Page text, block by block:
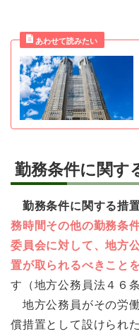
勤務条件に関す
勤務条件に関する措
務時間その他の勤務条
委員会に対して、地方
置が取られるべきこと
す（地方公務員法４６条
地方公務員がその労
償措置として設けられ